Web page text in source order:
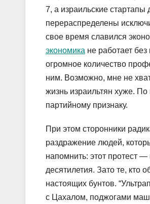
7, а израильские
перераспределены
свое время славился
экономика не работает
огромное количество
ним. Возможно, мне не
жизнь израильтян хуже.
партийному признаку.
При этом сторонники
раздражение людей,
напомнить: этот протест
десятилетия. Зато те, кто
настоящих бунтов.
с Цахалом, поджогами